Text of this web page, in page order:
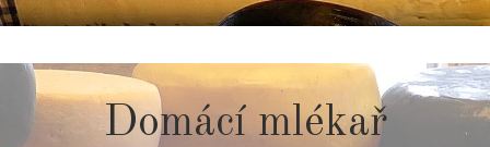
to
content
Domácí mlékař